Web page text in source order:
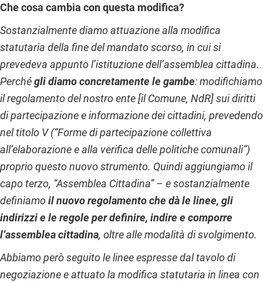
Che cosa cambia con questa modifica?
Sostanzialmente diamo attuazione alla modifica
statutaria della fine del mandato scorso, in cui si
prevedeva appunto l’istituzione dell’assemblea cittadina.
Perchégli diamo concretamente le gambe: modifichiamo
il regolamento del nostro ente [il Comune, NdR] sui diritti
di partecipazione e informazione dei cittadini, prevedendo
nel titolo V (“Forme di partecipazione collettiva
all’elaborazione e alla verifica delle politiche comunali”)
proprio questo nuovo strumento. Quindi aggiungiamo il
capo terzo, “Assemblea Cittadina” – e sostanzialmente
definiamoil nuovo regolamento che dà le linee, gli
indirizzi e le regole per definire, indire e comporre
l’assemblea cittadina, oltre alle modalità di svolgimento.
Abbiamo però seguito le linee espresse dal tavolo di
negoziazione e attuato la modifica statutaria in linea con